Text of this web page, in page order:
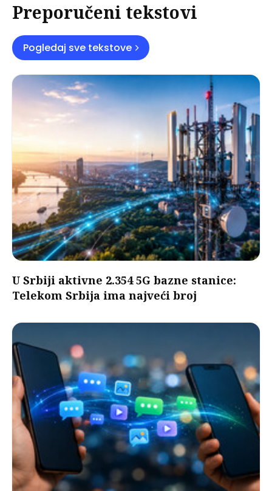
Preporučeni tekstovi
Pogledaj sve tekstove
U Srbiji aktivne 2.354 5G bazne stanice:
Telekom Srbija ima najveći broj